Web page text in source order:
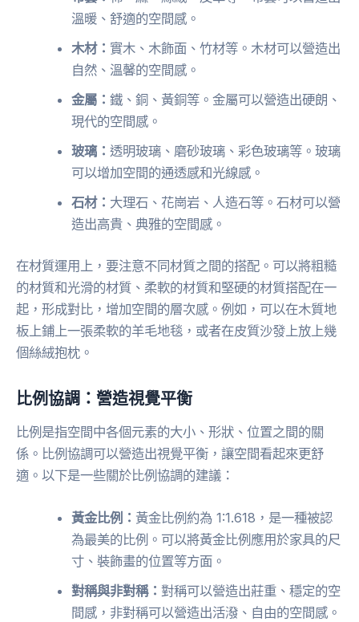
溫暖、舒適的空間感。
木材：實木、木飾面、竹材等。木材可以營造出
自然、溫馨的空間感。
金屬：鐵、銅、黃銅等。金屬可以營造出硬朗、
現代的空間感。
玻璃：透明玻璃、磨砂玻璃、彩色玻璃等。玻璃
可以增加空間的通透感和光線感。
石材： 大理石、花崗岩、人造石等。石材可以營
造出高貴、典雅的空間感。
在材質運用上，要注意不同材質之間的搭配。可以將粗糙
的材質和光滑的材質、柔軟的材質和堅硬的材質搭配在一
起，形成對比，增加空間的層次感。例如，可以在木質地
板上鋪上一張柔軟的羊毛地毯，或者在皮質沙發上放上幾
個絲絨抱枕。
比例協調：營造視覺平衡
比例是指空間中各個元素的大小、形狀、位置之間的關
係。比例協調可以營造出視覺平衡，讓空間看起來更舒
適。以下是一些關於比例協調的建議：
黃金比例： 黃金比例約為 1:1.618，是一種被認
為最美的比例。可以將黃金比例應用於家具的尺
寸、裝飾畫的位置等方面。
對稱與非對稱：對稱可以營造出莊重、穩定的空
間感，非對稱可以營造出活潑、自由的空間感。